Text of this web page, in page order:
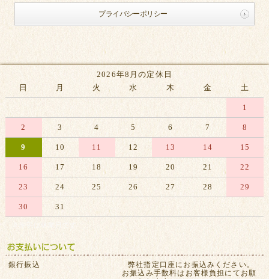
プライバシーポリシー
2026年8月の定休日
日
月 火 水 木 金 土
1
2 3 4 5 6 7 8
9 10 11 12 13 14 15
16 17 18 19 20 21 22
23 24 25 26 27 28 29
30 31
※赤字は休業日です
銀行振込
弊社指定口座にお振込みください。
お振込み手数料はお客様負担にてお願